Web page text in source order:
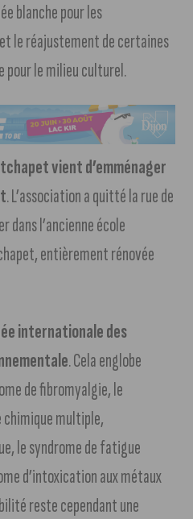
blanche pour les
le réajustement de certaines
pour le milieu culturel.
vient d’emménager
. L’association a quitté la rue de
dans l’ancienne école
entièrement rénovée
internationale des
. Cela englobe
de fibromyalgie, le
chimique multiple,
le syndrome de fatigue
d’intoxication aux métaux
reste cependant une